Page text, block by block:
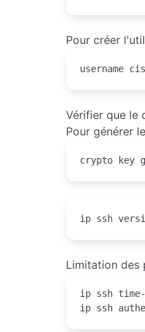
Pour créer
username
Vérifier que le
Pour générer
crypto key
ip ssh
Limitation des
ip ssh
ip ssh